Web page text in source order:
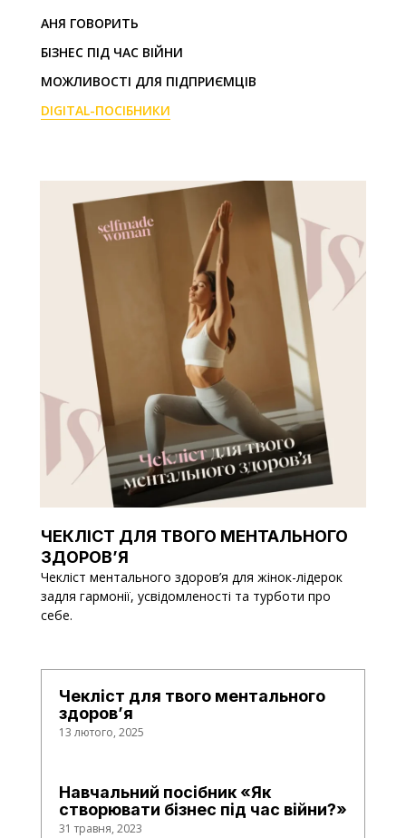
АНЯ ГОВОРИТЬ
БІЗНЕС ПІД ЧАС ВІЙНИ
МОЖЛИВОСТІ ДЛЯ ПІДПРИЄМЦІВ
DIGITAL-ПОСІБНИКИ
ЧЕКЛІСТ ДЛЯ ТВОГО МЕНТАЛЬНОГО
ЗДОРОВ’Я
Чекліст ментального здоров’я для жінок-лідерок
задля гармонії, усвідомленості та турботи про
себе.
Чекліст для твого ментального
здоров’я
13 лютого, 2025
Навчальний посібник «Як
створювати бізнес під час війни?»
31 травня, 2023